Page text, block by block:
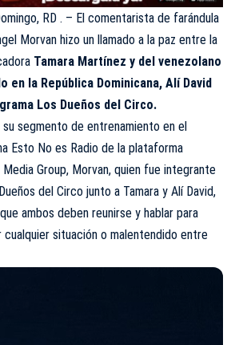
RD . – El comentarista de farándula
Morvan hizo un llamado a la paz entre la
Tamara Martínez y del venezolano
en la República Dominicana, Alí David
Los Dueños del Circo.
su segmento de entrenamiento en el
Esto No es Radio de la plataforma
Group, Morvan, quien fue integrante
del Circo junto a Tamara y Alí David,
ambos deben reunirse y hablar para
cualquier situación o malentendido entre